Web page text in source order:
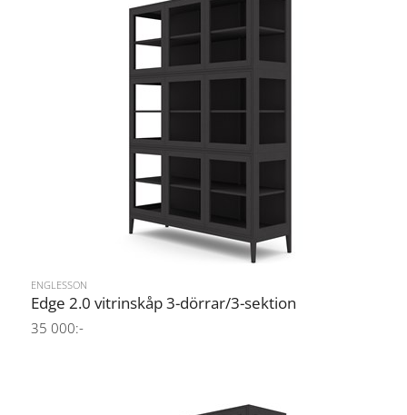
ENGLESSON
Edge 2.0 vitrinskåp 3-dörrar/3-sektion
35 000:-